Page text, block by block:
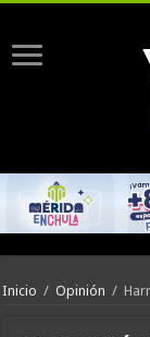
Inicio / Opinión /